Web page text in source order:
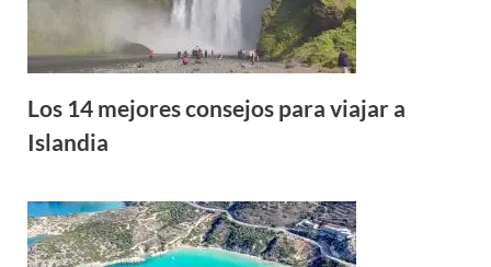
Los 14 mejores consejos para viajar a
Islandia